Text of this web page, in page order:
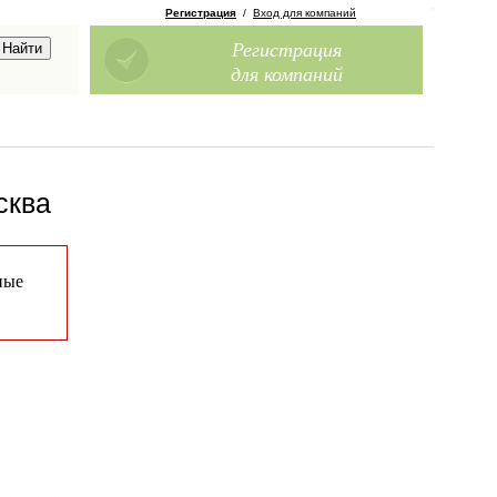
Регистрация / Вход для компаний
Регистрация
для компаний